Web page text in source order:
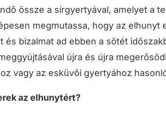
össze a sírgyertyával, amelyet a
megmutassa, hogy az
és bizalmat ad ebben a sötét
újra és újra
vagy az esküvői gyertyához
az elhunytért?